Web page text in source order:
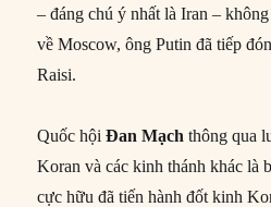
– đáng chú ý nhất là Iran –
về Moscow, ông Putin đã tiếp
Raisi.
Quốc hộiĐan Mạch thông qua
Koran và các kinh thánh khác là
cực hữu đã tiến hành đốt kinh